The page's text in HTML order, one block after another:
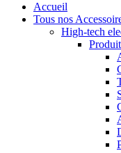
Accueil
Tous nos
High-tech